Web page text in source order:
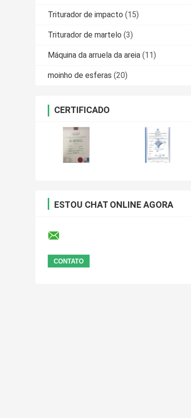
Triturador de impacto (15)
Triturador de martelo (3)
Máquina da arruela da areia (11)
moinho de esferas (20)
CERTIFICADO
ESTOU CHAT ONLINE AGORA